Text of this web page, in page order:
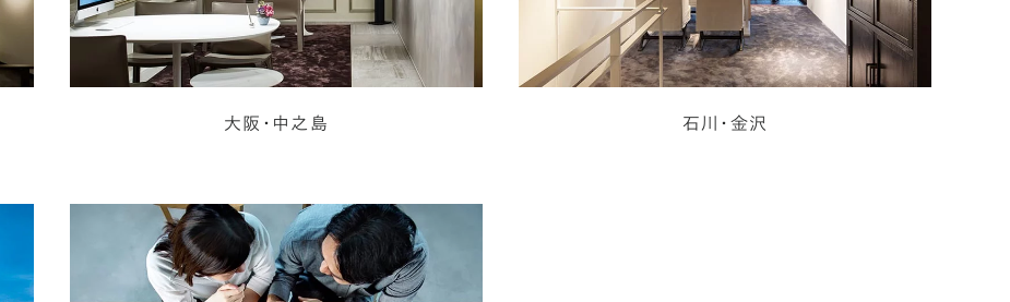
大阪・中之島 石川・金沢